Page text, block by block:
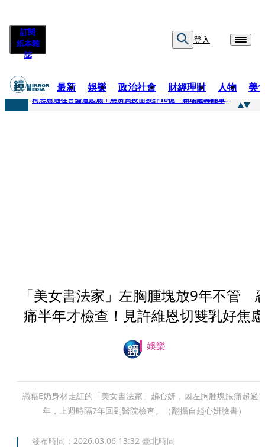
訂閱
紙本雜
誌
登入
最新 娛樂 政治社會 財經理財 人物 美
快訊
柯志恩過往言論遭起底！慈濟買疫苗挨詐10億 賴瑞隆轟翻車：應為當年錯誤道歉
「美女書法家」左胸腫塊放9年不管
痛半年才檢查！見許維恩切雙乳好焦慮
娛樂
憑藉E奶身材走紅的「美女書法家」趙心妍，因左胸腫塊脹痛超過
年，上週時隔7年回到醫院檢查。（翻攝自趙心姸臉書）
發布時間： 2026.03.06 13:32 臺北時間